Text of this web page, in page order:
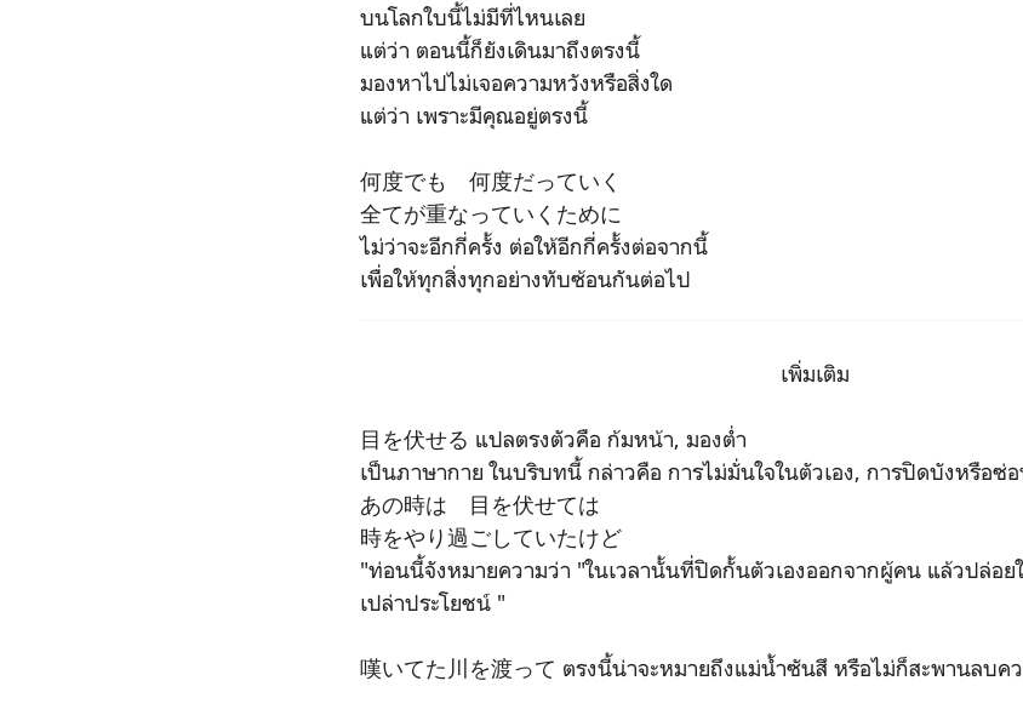
บนโลกใบนี้ไม่มีที่ไหนเลย
แต่ว่า ตอนนี้ก็ยังเดินมาถึงตรงนี้
มองหาไปไม่เจอความหวังหรือสิ่งใด
แต่ว่า เพราะมีคุณอยู่ตรงนี้
何度でも 何度だっていく
全てが重なっていくために
ไม่ว่าจะอีกกี่ครั้ง ต่อให้อีกกี่ครั้งต่อจากนี้
เพื่อให้ทุกสิ่งทุกอย่างทับซ้อนกันต่อไป
เพิ่มเติม
目を伏せる แปลตรงตัวคือ ก้มหน้า, มองต่ำ
เป็นภาษากาย ในบริบทนี้ กล่าวคือ การไม่มั่นใจในตัวเอง, การปิดบังหรือซ่
あの時は 目を伏せては
時をやり過ごしていたけど
"ท่อนนี้จังหมายความว่า "ในเวลานั้นที่ปิดกั้นตัวเองออกจากผู้คน แล้วปล่อย
เปล่าประโยชน์ "
嘆いてた川を渡って ตรงนี้น่าจะหมายถึงแม่น้ำซันสึ หรือไม่ก็สะพานลบค